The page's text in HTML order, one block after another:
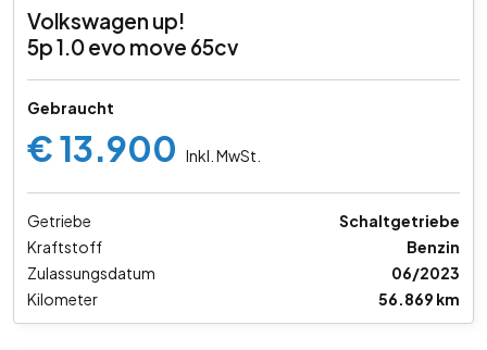
Volkswagen up!
5p 1.0 evo move 65cv
Gebraucht
€ 13.900 Inkl. MwSt.
Getriebe
Schaltgetriebe
Kraftstoff
Benzin
Zulassungsdatum
06/2023
Kilometer
56.869 km